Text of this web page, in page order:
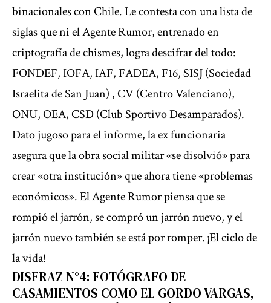
binacionales con Chile. Le contesta con una lista de
siglas que ni el Agente Rumor, entrenado en
criptografía de chismes, logra descifrar del todo:
FONDEF, IOFA, IAF, FADEA, F16, SISJ (Sociedad
Israelita de San Juan) , CV (Centro Valenciano),
ONU, OEA, CSD (Club Sportivo Desamparados).
Dato jugoso para el informe, la ex funcionaria
asegura que la obra social militar «se disolvió» para
crear «otra institución» que ahora tiene «problemas
económicos». El Agente Rumor piensa que se
rompió el jarrón, se compró un jarrón nuevo, y el
jarrón nuevo también se está por romper. ¡El ciclo de
la vida!
DISFRAZ N°4: FOTÓGRAFO DE
CASAMIENTOS COMO EL GORDO VARGAS,